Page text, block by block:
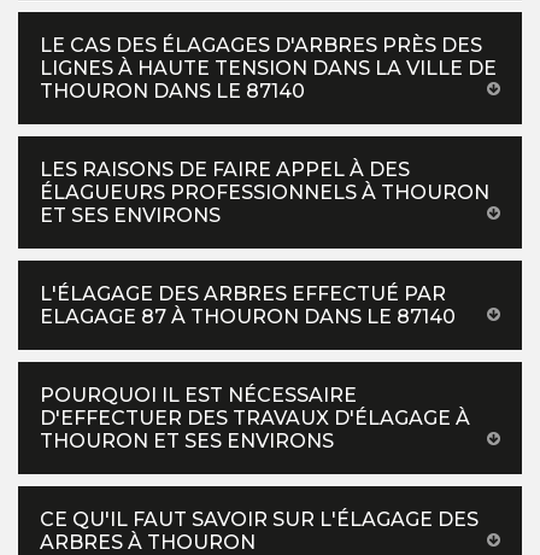
LE CAS DES ÉLAGAGES D'ARBRES PRÈS DES
LIGNES À HAUTE TENSION DANS LA VILLE DE
THOURON DANS LE 87140
LES RAISONS DE FAIRE APPEL À DES
ÉLAGUEURS PROFESSIONNELS À THOURON
ET SES ENVIRONS
L'ÉLAGAGE DES ARBRES EFFECTUÉ PAR
ELAGAGE 87 À THOURON DANS LE 87140
POURQUOI IL EST NÉCESSAIRE
D'EFFECTUER DES TRAVAUX D'ÉLAGAGE À
THOURON ET SES ENVIRONS
CE QU'IL FAUT SAVOIR SUR L'ÉLAGAGE DES
ARBRES À THOURON